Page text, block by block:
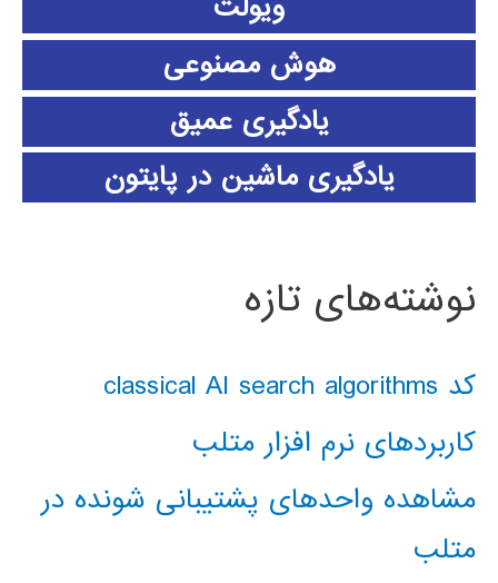
هوش مصنوعی
یادگیری عمیق
یادگیری ماشین در پایتون
نوشته‌های تازه
کد classical AI search algorithms
کاربردهای نرم افزار متلب
مشاهده واحدهای پشتیبانی شونده در
متلب